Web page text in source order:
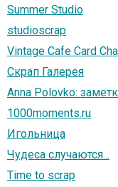
Summer Studio
studioscrap
Vintage Cafe Card
Скрап Галерея
Anna Polovko:
1000moments.ru
Игольница
Чудеса случаются...
Time to scrap